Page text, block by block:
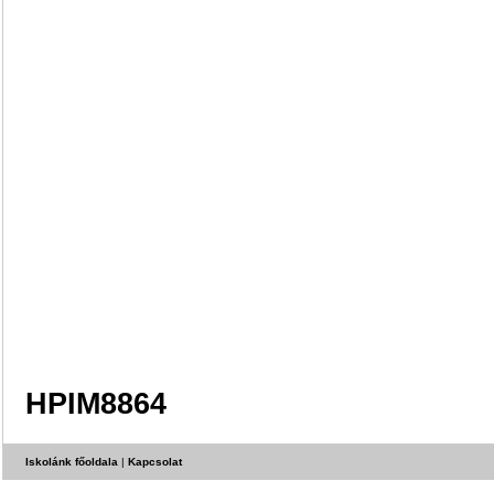
HPIM8864
Iskolánk főoldala | Kapcsolat